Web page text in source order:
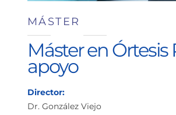
MÁSTER
Máster en Órtesis
apoyo
Director:
Dr. González Viejo